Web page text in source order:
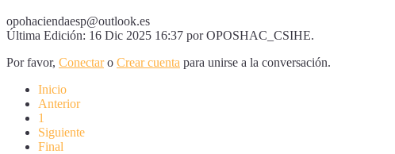
opohaciendaesp@outlook.es
Última Edición: 16 Dic 2025 16:37 porOPOSHAC_CSIHE.
Por favor, Conectaro Crear cuenta para unirse a la conversación.
Inicio
Anterior
1
Siguiente
Final